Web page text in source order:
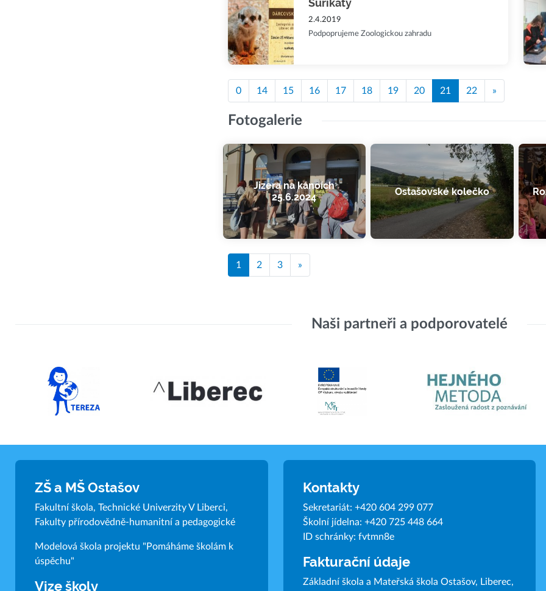
Surikaty
2.4.2019
Podpoprujeme Zoologickou zahradu
0 14 15 16 17 18 19 20 21 22 »
Fotogalerie
Jizera na kánoích
25.6.2024
Ostašovské kolečko
1 2 3 »
Naši partneři a podporovatelé
ZŠ a MŠ Ostašov
Fakultní škola, Technické Univerzity V Liberci,
Fakulty přírodovědně-humanitní a pedagogické
Modelová škola projektu "Pomáháme školám k
úspěchu"
Vize školy
Kontakty
Sekretariát: +420 604 299 077
Školní jídelna: +420 725 448 664
ID schránky: fvtmn8e
Fakturační údaje
Základní škola a Mateřská škola Ostašov, Liberec,